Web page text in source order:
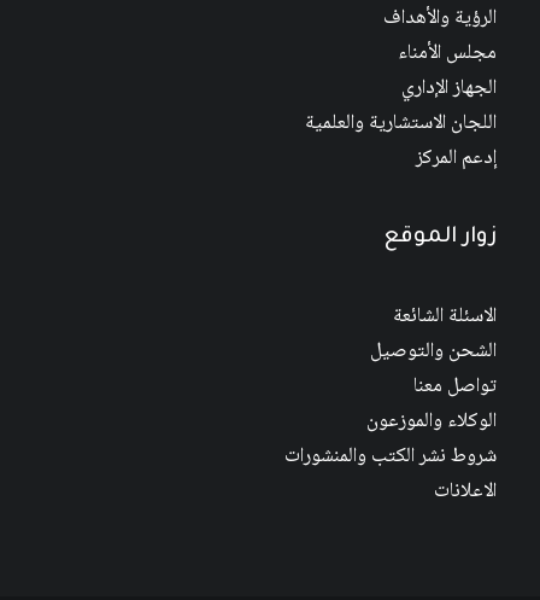
الرؤية والأهداف
مجلس الأمناء
الجهاز الإداري
اللجان الاستشارية والعلمية
إدعم المركز
زوار الموقع
الاسئلة الشائعة
الشحن والتوصيل
تواصل معنا
الوكلاء والموزعون
شروط نشر الكتب والمنشورات
الاعلانات